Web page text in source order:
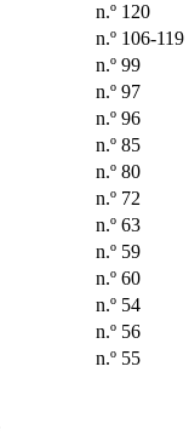
n.º 120
n.º 106-119
n.º 99
n.º 97
n.º 96
n.º 85
n.º 80
n.º 72
n.º 63
n.º 59
n.º 60
n.º 54
n.º 56
n.º 55